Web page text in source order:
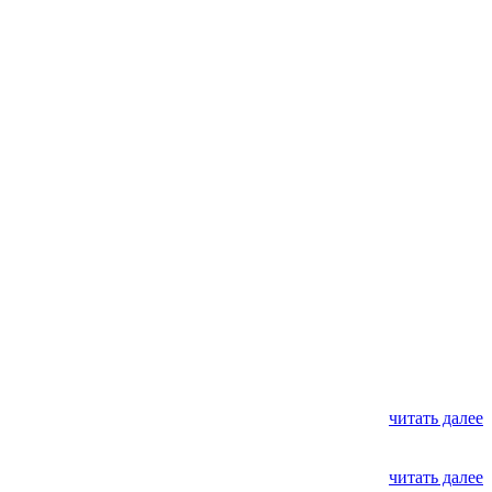
читать далее
читать далее